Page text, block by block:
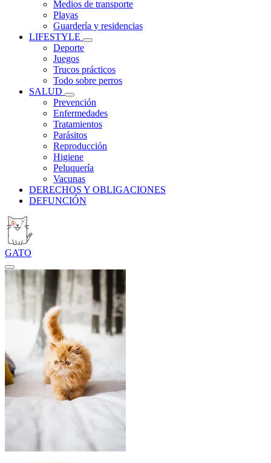
Medios de transporte
Playas
Guardería y residencias
LIFESTYLE
Deporte
Juegos
Trucos prácticos
Todo sobre perros
SALUD
Prevención
Enfermedades
Tratamientos
Parásitos
Reproducción
Higiene
Peluquería
Vacunas
DERECHOS Y OBLIGACIONES
DEFUNCIÓN
GATO